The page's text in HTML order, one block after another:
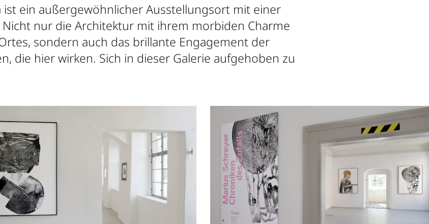
ist ein außergewöhnlicher Ausstellungsort mit einer
nur die Architektur mit ihrem morbiden Charme
sondern auch das brillante Engagement der
die hier wirken. Sich in dieser Galerie aufgehoben zu